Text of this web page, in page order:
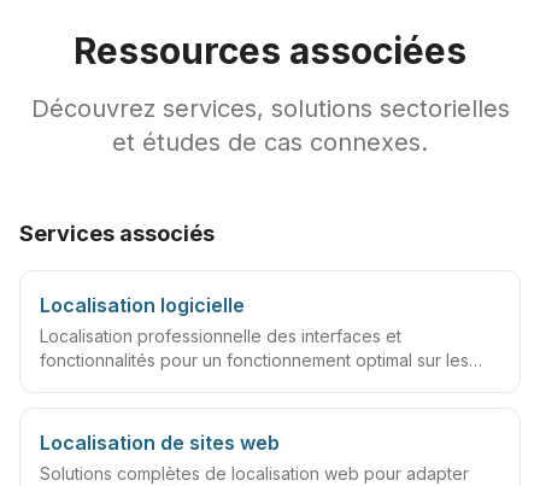
Ressources associées
Découvrez services, solutions sectorielles
et études de cas connexes.
Services associés
Localisation logicielle
Localisation professionnelle des interfaces et
fonctionnalités pour un fonctionnement optimal sur les
Localisation de sites web
Solutions complètes de localisation web pour adapter